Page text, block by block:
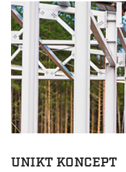
UNIKT KONCEPT